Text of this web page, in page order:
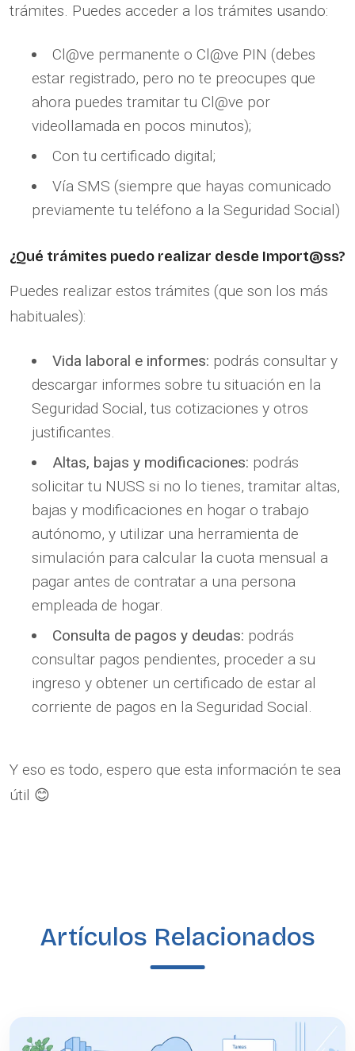
trámites. Puedes acceder a los trámites usando:
Cl@ve permanente o Cl@ve PIN (debes
estar registrado, pero no te preocupes que
ahora puedes tramitar tu Cl@ve por
videollamada en pocos minutos);
Con tu certificado digital;
Vía SMS (siempre que hayas comunicado
previamente tu teléfono a la Seguridad Social)
¿Qué trámites puedo realizar desde Import@ss?
Puedes realizar estos trámites (que son los más
habituales):
Vida laboral e informes: podrás consultar y
descargar informes sobre tu situación en la
Seguridad Social, tus cotizaciones y otros
justificantes.
Altas, bajas y modificaciones: podrás
solicitar tu NUSS si no lo tienes, tramitar altas,
bajas y modificaciones en hogar o trabajo
autónomo, y utilizar una herramienta de
simulación para calcular la cuota mensual a
pagar antes de contratar a una persona
empleada de hogar.
Consulta de pagos y deudas: podrás
consultar pagos pendientes, proceder a su
ingreso y obtener un certificado de estar al
corriente de pagos en la Seguridad Social.
Y eso es todo, espero que esta información te sea
útil 😊
Artículos Relacionados